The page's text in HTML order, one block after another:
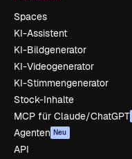
Spaces
KI-Assistent
KI-Bildgenerator
KI-Videogenerator
KI-Stimmengenerator
Stock-Inhalte
MCP für Claude/ChatGPT
Agenten Neu
API